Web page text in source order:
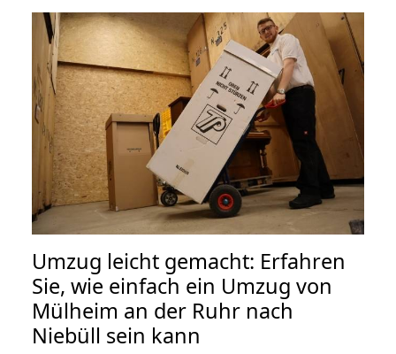
Umzug leicht gemacht: Erfahren
Sie, wie einfach ein Umzug von
Mülheim an der Ruhr nach
Niebüll sein kann